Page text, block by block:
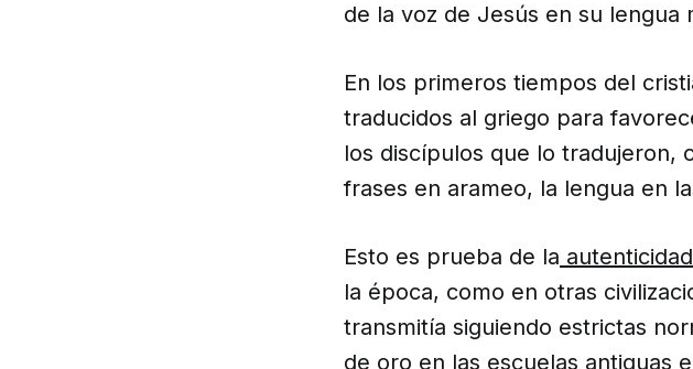
de la voz de Jesús en su lengua
En los primeros tiempos del
traducidos al griego para
los discípulos que lo tradujeron,
frases en arameo, la lengua en
Esto es prueba de la
la época, como en otras
transmitía siguiendo estrictas
de oro en las escuelas antiguas